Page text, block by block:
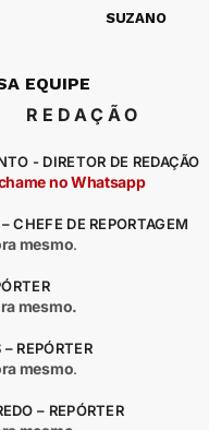
SUZANO
EQUIPE
REDAÇÃO
- DIRETOR DE REDAÇÃO
no Whatsapp
CHEFE DE REPORTAGEM
mesmo.
mesmo.
REPÓRTER
mesmo.
– REPÓRTER